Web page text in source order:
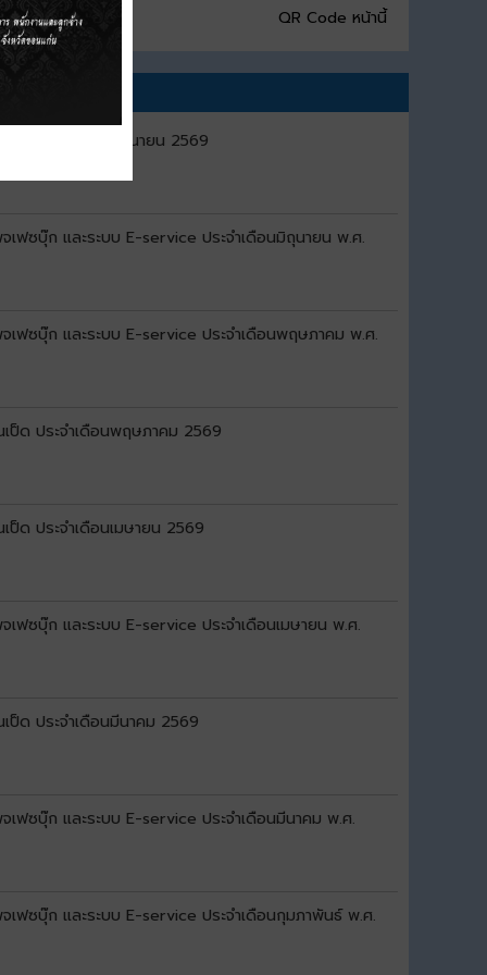
QR Code หน้านี้
ป็ด ประจำเดือนมิถุนายน 2569
เฟซบุ๊ก และระบบ E-service ประจำเดือนมิถุนายน พ.ศ.
เฟซบุ๊ก และระบบ E-service ประจำเดือนพฤษภาคม พ.ศ.
ป็ด ประจำเดือนพฤษภาคม 2569
ด ประจำเดือนเมษายน 2569
เฟซบุ๊ก และระบบ E-service ประจำเดือนเมษายน พ.ศ.
ป็ด ประจำเดือนมีนาคม 2569
เฟซบุ๊ก และระบบ E-service ประจำเดือนมีนาคม พ.ศ.
เฟซบุ๊ก และระบบ E-service ประจำเดือนกุมภาพันธ์ พ.ศ.